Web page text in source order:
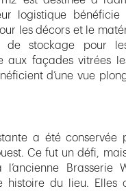
logistique bénéficie
les décors et le
stockage pour
aux façades vitrées
d’une vue
a été conservée
Ce fut un défi,
Brasserie
histoire du lieu. Elles